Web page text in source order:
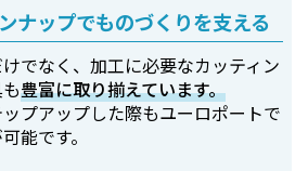
ナップでものづくりを支える
でなく、加工に必要なカッティン
豊富に取り揃えています。
プアップした際もユーロポートで
能です。